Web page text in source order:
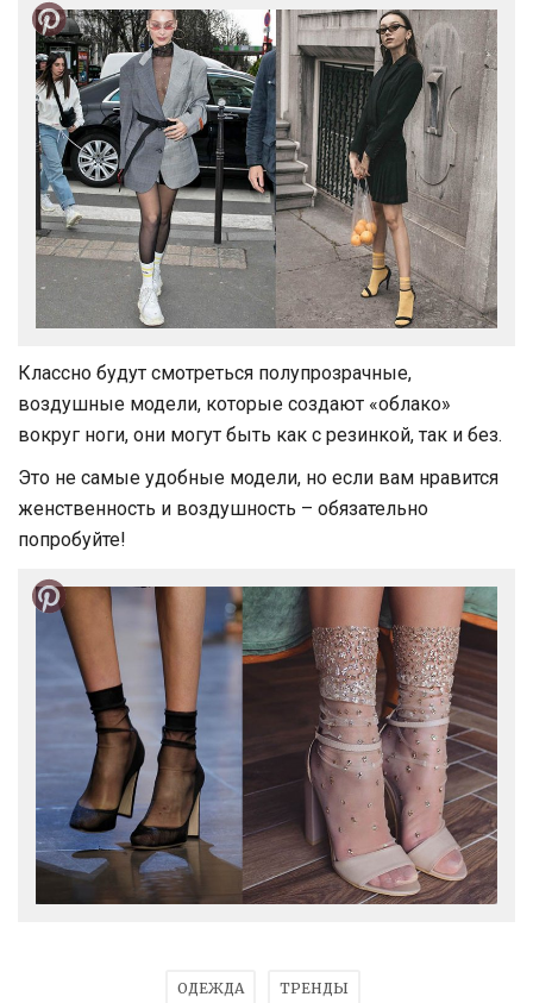
Классно будут смотреться полупрозрачные,
воздушные модели, которые создают «облако»
вокруг ноги, они могут быть как с резинкой, так и без.
Это не самые удобные модели, но если вам нравится
женственность и воздушность – обязательно
попробуйте!
ОДЕЖДА ТРЕНДЫ